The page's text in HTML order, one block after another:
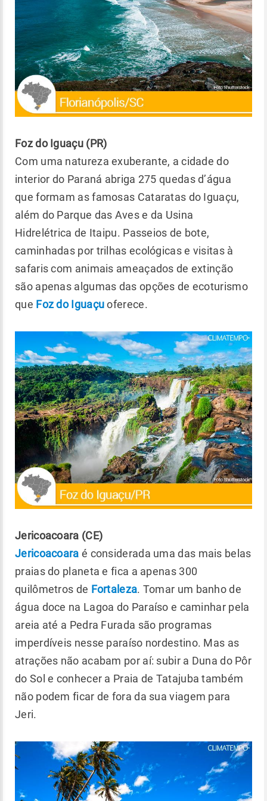
Foz do Iguaçu (PR)
Com uma natureza exuberante, a cidade do
interior do Paraná abriga 275 quedas d’água
que formam as famosas Cataratas do Iguaçu,
além do Parque das Aves e da Usina
Hidrelétrica de Itaipu. Passeios de bote,
caminhadas por trilhas ecológicas e visitas à
safaris com animais ameaçados de extinção
são apenas algumas das opções de ecoturismo
que Foz do Iguaçuoferece.
Jericoacoara (CE)
Jericoacoara é considerada uma das mais belas
praias do planeta e fica a apenas 300
quilômetros de Fortaleza. Tomar um banho de
água doce na Lagoa do Paraíso e caminhar pela
areia até a Pedra Furada são programas
imperdíveis nesse paraíso nordestino. Mas as
atrações não acabam por aí: subir a Duna do Pôr
do Sol e conhecer a Praia de Tatajuba também
não podem ficar de fora da sua viagem para
Jeri.